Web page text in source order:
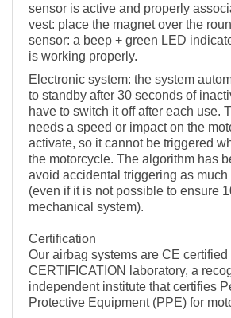
sensor is active and properly
vest: place the magnet over the
sensor: a beep + green LED
is working properly.
Electronic system: the system
to standby after 30 seconds of
have to switch it off after each use.
needs a speed or impact on the
activate, so it cannot be triggered
the motorcycle. The algorithm has
avoid accidental triggering as
(even if it is not possible to ensure
mechanical system).
Certification
Our airbag systems are CE
CERTIFICATION laboratory, a
independent institute that certifies
Protective Equipment (PPE) for